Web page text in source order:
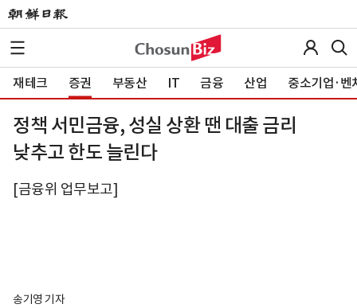
재테크 증권 부동산 IT 금융 산업 중소기업·벤
정책 서민금융, 성실 상환 땐 대출 금리
낮추고 한도 늘린다
[금융위 업무보고]
송기영 기자